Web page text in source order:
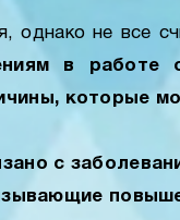
однако не все
в работе
которые
с